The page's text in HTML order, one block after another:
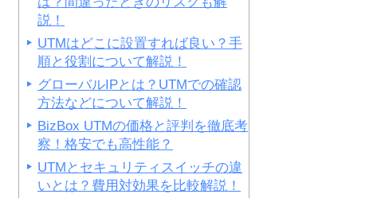
説！
UTMはどこに設置すれば良い？手
順と役割について解説！
グローバルIPとは？UTMでの確認
方法などについて解説！
BizBox UTMの価格と評判を徹底考
察！格安でも高性能？
UTMとセキュリティスイッチの違
いとは？費用対効果を比較解説！